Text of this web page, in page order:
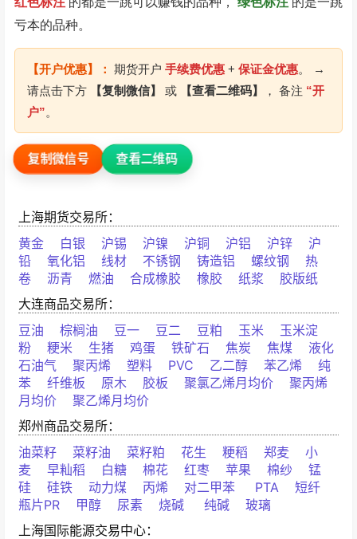
亏本的品种。
【开户优惠】： 期货开户 手续费优惠 + 保证金优惠。 →
请点击下方
【复制微信】 或 【查看二维码】 ， 备注 “开
户”。
复制微信号 查看二维码
上海期货交易所：
黄金
白银 沪锡 沪镍 沪铜 沪铝 沪锌
沪
铅
氧化铝 线材 不锈钢 铸造铝 螺纹钢
热
卷
沥青 燃油 合成橡胶 橡胶 纸浆
胶版纸
大连商品交易所：
豆油
棕榈油 豆一 豆二 豆粕 玉米
玉米淀
粉
粳米 生猪 鸡蛋 铁矿石 焦炭 焦煤
液化
石油气
聚丙烯 塑料 PVC 乙二醇 苯乙烯
纯
苯
纤维板 原木 胶板 聚氯乙烯月均价
聚丙烯
月均价
聚乙烯月均价
郑州商品交易所：
油菜籽
菜籽油 菜籽粕 花生 粳稻 郑麦
小
麦
早籼稻 白糖 棉花 红枣 苹果 棉纱
锰
硅
硅铁 动力煤 丙烯 对二甲苯 PTA
短纤
瓶片PR
甲醇 尿素 烧碱 纯碱
玻璃
上海国际能源交易中心：